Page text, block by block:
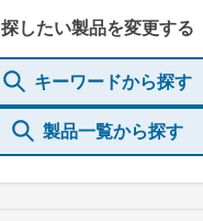
探したい製品を変更する
キーワードから探す
製品一覧から探す